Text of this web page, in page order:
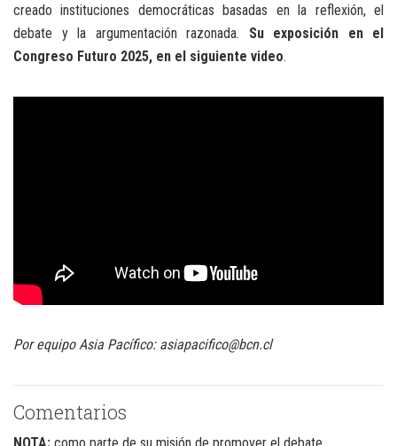
creado instituciones democráticas basadas en la reflexión, el
debate y la argumentación razonada. Su exposición en el
Congreso Futuro 2025, en el siguiente video.
Por equipo Asia Pacífico: asiapacifico@bcn.cl
Comentarios